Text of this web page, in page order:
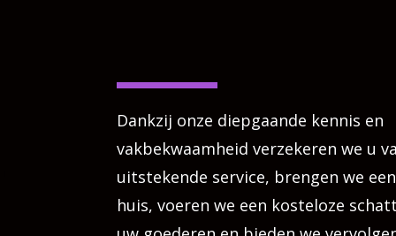
Dankzij onze diepgaande kennis en
vakbekwaamheid verzekeren we u
uitstekende service, brengen we
huis, voeren we een kosteloze